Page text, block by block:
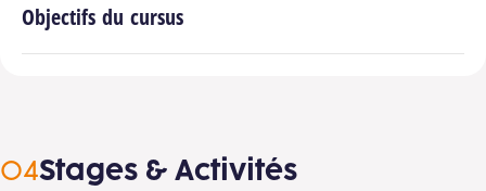
Objectifs du cursus
Stages & Activités